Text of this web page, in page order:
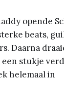
opende
beats,
Daarna
stukje
helemaal in